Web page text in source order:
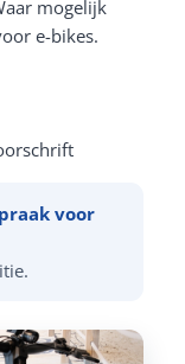
mogelijk
e-bikes.
voor